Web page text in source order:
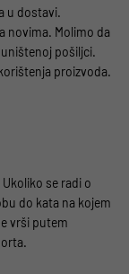
u dostavi.
novima. Molimo da
pošiljci.
proizvoda.
se radi o
do kata na kojem
vrši putem